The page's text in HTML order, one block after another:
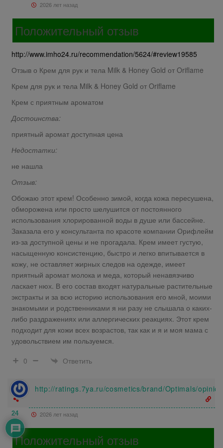
2026 лет назад
Положительный отзыв
http://www.imho24.ru/recommendation/5624/#review19585
Отзыв о Крем для рук и тела Milk & Honey Gold от Oriflame
Крем для рук и тела Milk & Honey Gold от Oriflame
Крем с приятным ароматом
Достоинства:
приятный аромат доступная цена
Недостатки:
не нашла
Отзыв:
Обожаю этот крем! Особенно зимой, когда кожа пересушена,
обморожена или просто шелушится от постоянного
использования хлорированной воды в душе или бассейне.
Заказала его у консультанта по красоте компании Орифлейм
из-за доступной цены и не прогадала. Крем имеет густую,
насыщенную консистенцию, быстро и легко впитывается в
кожу, не оставляет жирных следов на одежде, имеет
приятный аромат молока и меда, который ненавязчиво
ласкает нюх. В его состав входят натуральные растительные
экстракты и за всю историю использования его мной, моими
знакомыми и родственниками я ни разу не слышала о каких-
либо раздражениях или аллергических реакциях. Этот крем
подходит для кожи всех возрастов, так как и я и моя мама с
удовольствием им пользуемся.
0
Ответить
http://ratings.7ya.ru/cosmetics/brand/Optimals/
2026 лет назад
Положительный отзыв
24